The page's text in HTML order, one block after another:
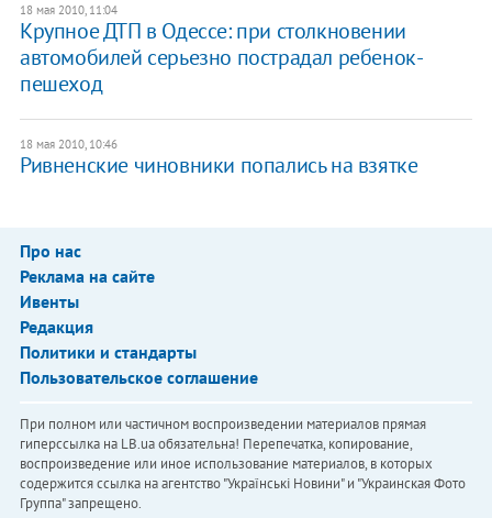
18 мая 2010, 11:04
Крупное ДТП в Одессе: при столкновении
автомобилей серьезно пострадал ребенок-
пешеход
18 мая 2010, 10:46
Ривненские чиновники попались на взятке
Про нас
Реклама на сайте
Ивенты
Редакция
Политики и стандарты
Пользовательское соглашение
При полном или частичном воспроизведении материалов прямая
гиперссылка на LB.ua обязательна! Перепечатка, копирование,
воспроизведение или иное использование материалов, в которых
содержится ссылка на агентство "Українськi Новини" и "Украинская Фото
Группа" запрещено.